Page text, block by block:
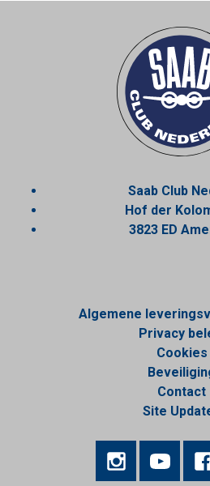
Saab Club
Hof der
3823 ED
Algemene
Privacy
Cookies
Contact
Site